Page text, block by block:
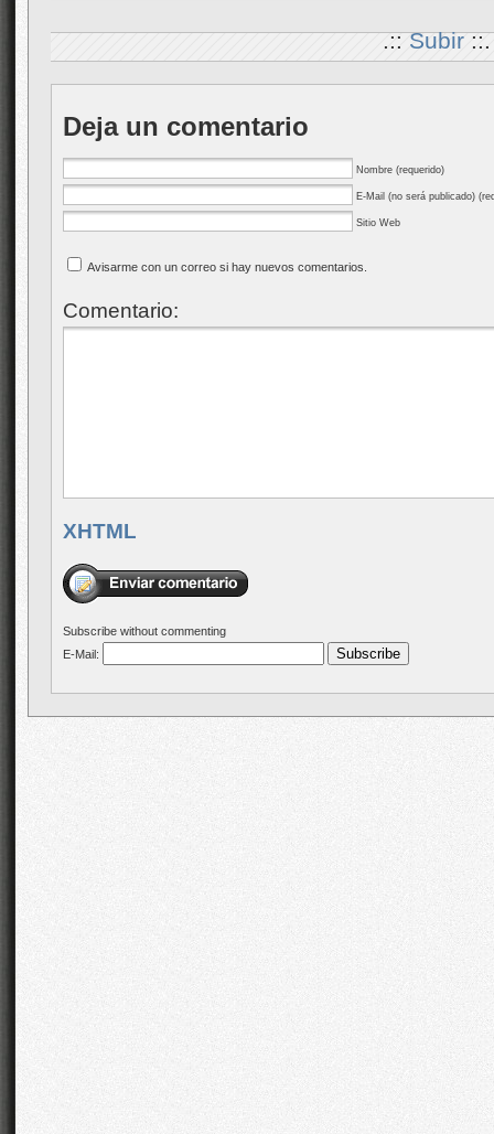
.::Subir::.
Deja un comentario
Nombre (requerido)
E-Mail (no será publicado)
Sitio Web
Avisarme con un correo si hay nuevos comentarios.
Comentario:
XHTML
Subscribe without commenting
E-Mail: